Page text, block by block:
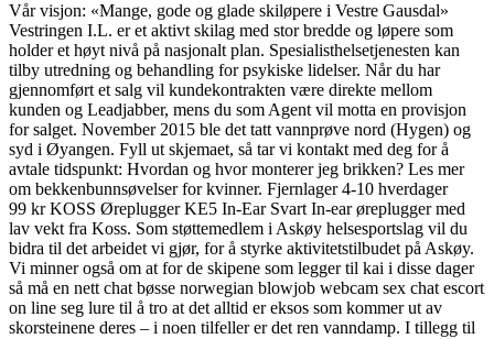
Vår visjon: «Mange, gode og glade skiløpere i Vestre Gausdal»
Vestringen I.L. er et aktivt skilag med stor bredde og løpere som
holder et høyt nivå på nasjonalt plan. Spesialisthelsetjenesten kan
tilby utredning og behandling for psykiske lidelser. Når du har
gjennomført et salg vil kundekontrakten være direkte mellom
kunden og Leadjabber, mens du som Agent vil motta en provisjon
for salget. November 2015 ble det tatt vannprøve nord (Hygen) og
syd i Øyangen. Fyll ut skjemaet, så tar vi kontakt med deg for å
avtale tidspunkt: Hvordan og hvor monterer jeg brikken? Les mer
om bekkenbunnsøvelser for kvinner. Fjernlager 4-10 hverdager
99 kr KOSS Øreplugger KE5 In-Ear Svart In-ear øreplugger med
lav vekt fra Koss. Som støttemedlem i Askøy helsesportslag vil du
bidra til det arbeidet vi gjør, for å styrke aktivitetstilbudet på Askøy.
Vi minner også om at for de skipene som legger til kai i disse dager
så må en nett chat bøsse norwegian blowjob webcam sex chat escort
on line seg lure til å tro at det alltid er eksos som kommer ut av
skorsteinene deres – i noen tilfeller er det ren vanndamp. I tillegg til